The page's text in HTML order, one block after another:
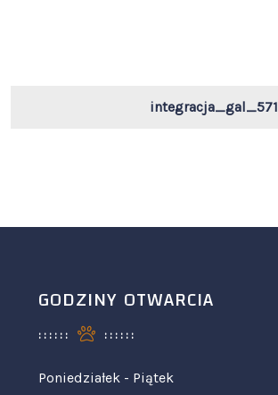
integracja_gal_571
GODZINY OTWARCIA
Poniedziałek - Piątek